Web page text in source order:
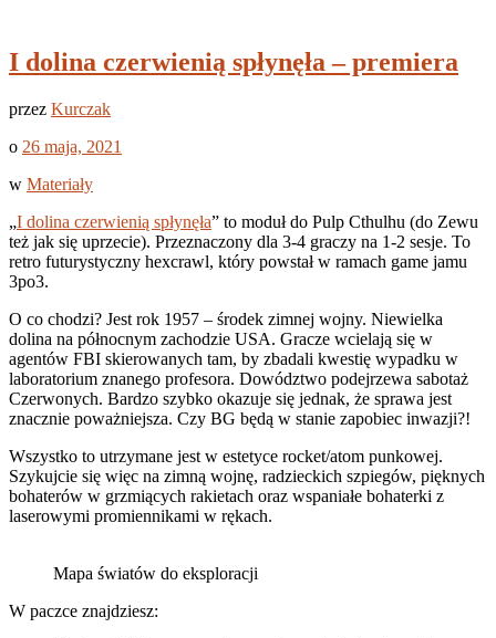
I dolina czerwienią spłynęła – premiera
przez Kurczak
o 26 maja, 2021
w Materiały
„I dolina czerwienią spłynęła” to moduł do Pulp Cthulhu (do Zewu
też jak się uprzecie). Przeznaczony dla 3-4 graczy na 1-2 sesje. To
retro futurystyczny hexcrawl, który powstał w ramach game jamu
3po3.
O co chodzi? Jest rok 1957 – środek zimnej wojny. Niewielka
dolina na północnym zachodzie USA. Gracze wcielają się w
agentów FBI skierowanych tam, by zbadali kwestię wypadku w
laboratorium znanego profesora. Dowództwo podejrzewa sabotaż
Czerwonych. Bardzo szybko okazuje się jednak, że sprawa jest
znacznie poważniejsza. Czy BG będą w stanie zapobiec inwazji?!
Wszystko to utrzymane jest w estetyce rocket/atom punkowej.
Szykujcie się więc na zimną wojnę, radzieckich szpiegów, pięknych
bohaterów w grzmiących rakietach oraz wspaniałe bohaterki z
laserowymi promiennikami w rękach.
Mapa światów do eksploracji
W paczce znajdziesz: